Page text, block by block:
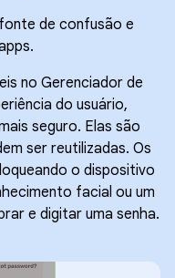
de confusão e
no Gerenciador de
do usuário,
seguro. Elas são
ser reutilizadas. Os
o dispositivo
facial ou um
e digitar uma senha.